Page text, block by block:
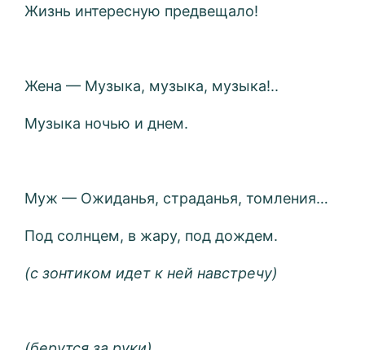
Жизнь интересную предвещало!
Жена — Музыка, музыка, музыка!..
Музыка ночью и днем.
Муж — Ожиданья, страданья, томления…
Под солнцем, в жару, под дождем.
(с зонтиком идет к ней навстречу)